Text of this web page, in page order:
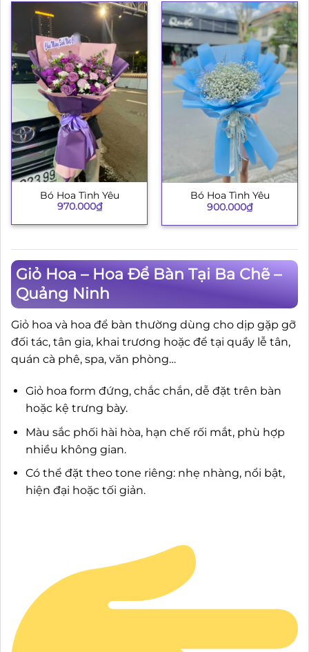
Bó Hoa Tình Yêu
970.000₫
Bó Hoa Tình Yêu
900.000₫
Giỏ Hoa – Hoa Để Bàn Tại Ba Chẽ –
Quảng Ninh
Giỏ hoa và hoa để bàn thường dùng cho dịp gặp gỡ
đối tác, tân gia, khai trương hoặc để tại quầy lễ tân,
quán cà phê, spa, văn phòng…
Giỏ hoa form đứng, chắc chắn, dễ đặt trên bàn
hoặc kệ trưng bày.
Màu sắc phối hài hòa, hạn chế rối mắt, phù hợp
nhiều không gian.
Có thể đặt theo tone riêng: nhẹ nhàng, nổi bật,
hiện đại hoặc tối giản.